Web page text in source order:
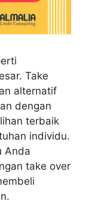
Take
alternatif
dengan
terbaik
individu.
Anda
take over